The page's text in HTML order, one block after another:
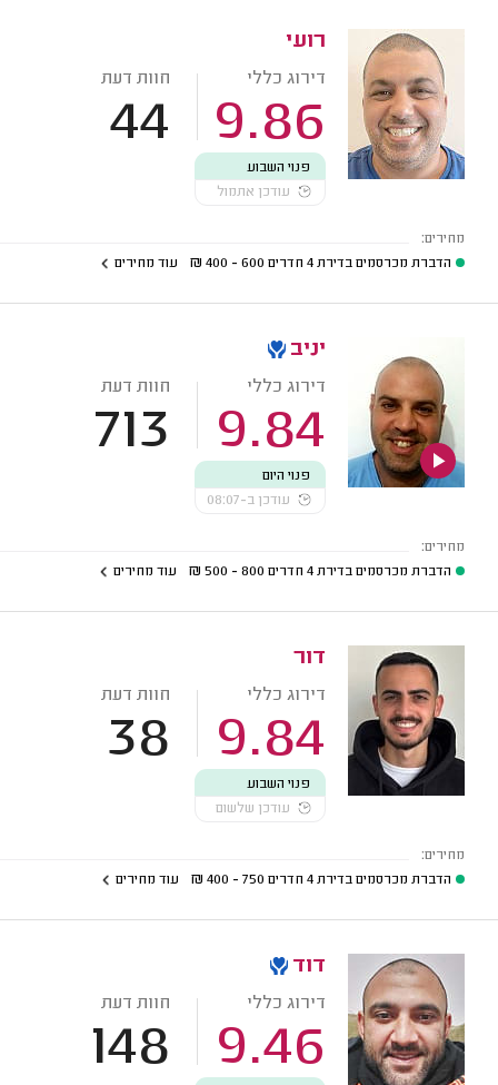
רועי
דירוג כללי
9.86
חוות דעת
44
פנוי השבוע
עודכן אתמול
מחירים:
הדברת מכרסמים בדירת 4 חדרים
600 - 400
₪ עוד מחירים
יניב
דירוג כללי
9.84
חוות דעת
713
פנוי היום
עודכן ב-08:07
מחירים:
הדברת מכרסמים בדירת 4 חדרים
800 - 500
₪ עוד מחירים
דור
דירוג כללי
9.84
חוות דעת
38
פנוי השבוע
עודכן שלשום
מחירים:
הדברת מכרסמים בדירת 4 חדרים
750 - 400
₪ עוד מחירים
דוד
דירוג כללי
9.46
חוות דעת
148